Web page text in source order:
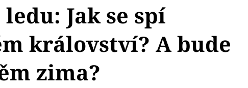
Jak se spí
království? A bude
zima?